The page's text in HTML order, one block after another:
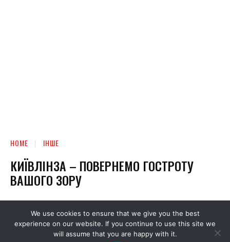
We use cookies to ensure that we give you the best
experience on our website. If you continue to use this site we
will assume that you are happy with it.